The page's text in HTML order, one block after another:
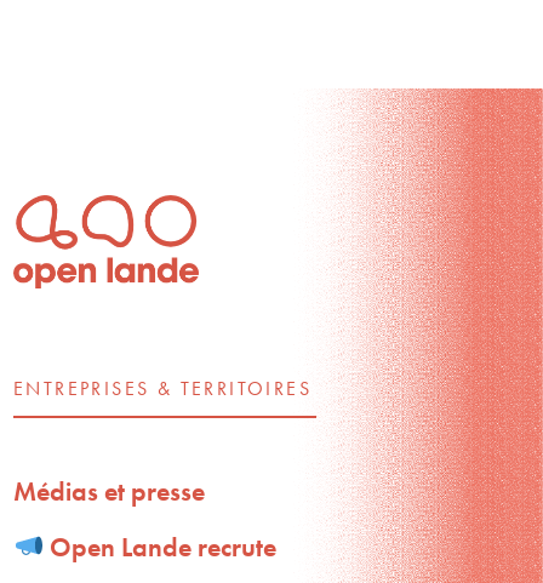
ENTREPRISES & TERRITOIRES
Médias et presse
Open Lande recrute